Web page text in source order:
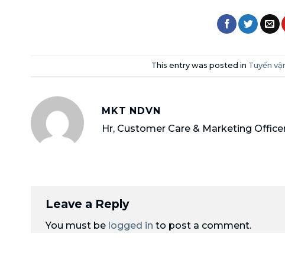
This entry was posted in Tuyến
MKT NDVN
Hr, Customer Care & Marketing
Leave a Reply
You must be logged in to post a comment.